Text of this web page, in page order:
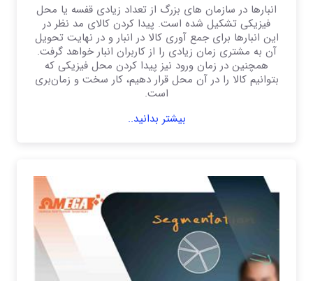
انبارها در سازمان های بزرگ از تعداد زیادی قفسه یا محل
فیزیکی تشکیل شده است. پیدا کردن کالای مد نظر در
این انبارها برای جمع آوری کالا در انبار و در نهایت تحویل
آن به مشتری زمان زیادی را از کاربران انبار خواهد گرفت.
همچنین در زمان ورود نیز پیدا کردن محل فیزیکی که
بتوانیم کالا را در آن محل قرار دهیم، کار سخت و زمان‌بری
است.
بیشتر بدانید..